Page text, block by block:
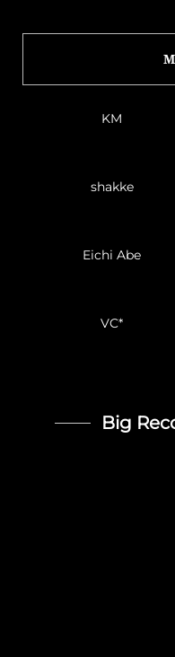
KM
shakke
Eichi Abe
VC*
Big